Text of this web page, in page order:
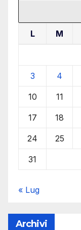
L M
3 4
10 11
17 18
24 25
31
« Lug
Archivi